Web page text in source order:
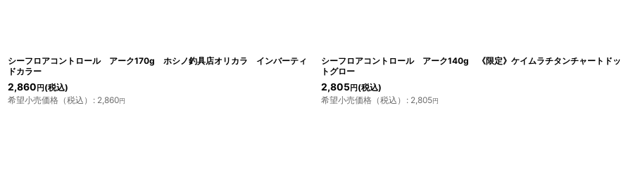
シーフロアコントロール アーク170g ホシノ釣具店オリカラ インバーティ
ドカラー
2,860 円 (税込)
希望小売価格（税込） : 2,860円
シーフロアコントロール アーク140g 《限定》ケイムラチタンチャートドッ
トグロー
2,805円(税込)
希望小売価格（税込） : 2,805円